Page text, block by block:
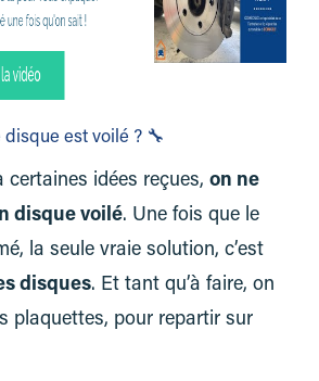
est voilé ? 🔧
certaines idées reçues, on ne
disque voilé. Une fois que le
la seule vraie solution, c’est
disques. Et tant qu’à faire, on
plaquettes, pour repartir sur